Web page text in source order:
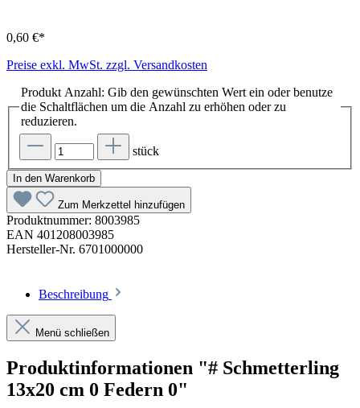
0,60 €*
Preise exkl. MwSt. zzgl. Versandkosten
Produkt Anzahl: Gib den gewünschten Wert ein oder benutze
die Schaltflächen um die Anzahl zu erhöhen oder zu
reduzieren.
stück
In den Warenkorb
Zum Merkzettel hinzufügen
Produktnummer: 8003985
EAN 401208003985
Hersteller-Nr. 6701000000
Beschreibung
Menü schließen
Produktinformationen "# Schmetterling
13x20 cm 0 Federn 0"